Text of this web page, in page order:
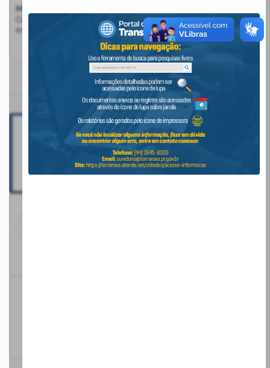
Mapa do Site
Consulte a estrutura do Portal da Transparência com a
exibição de todos os itens disponíveis
BANNERS